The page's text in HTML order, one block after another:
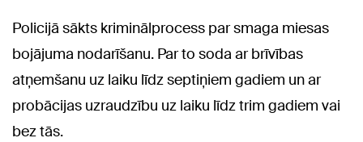
Policijā sākts kriminālprocess par smaga miesas
bojājuma nodarīšanu. Par to soda ar brīvības
atņemšanu uz laiku līdz septiņiem gadiem un ar
probācijas uzraudzību uz laiku līdz trim gadiem vai
bez tās.